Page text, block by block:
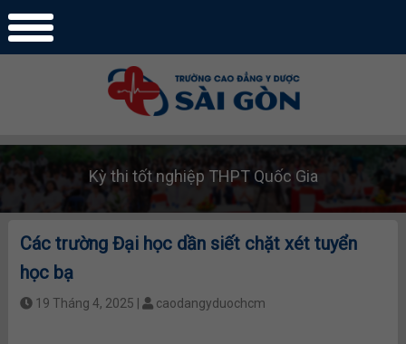
Kỳ thi tốt nghiệp THPT Quốc Gia
Các trường Đại học dần siết chặt xét tuyển
học bạ
19 Tháng 4, 2025 | caodangyduochcm